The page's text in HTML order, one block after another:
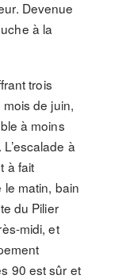
Devenue
à la
trois
de juin,
à moins
à
à fait
matin, bain
du Pilier
midi, et
90 est sûr et